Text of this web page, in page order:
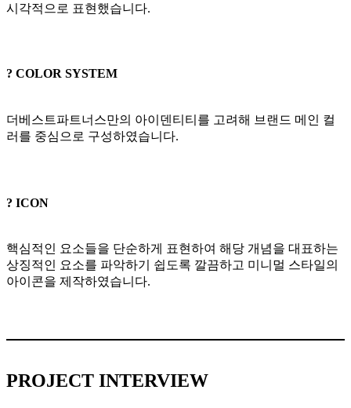
시각적으로 표현했습니다.
? COLOR SYSTEM
더베스트파트너스만의 아이덴티티를 고려해 브랜드 메인 컬
러를 중심으로 구성하였습니다.
? ICON
핵심적인 요소들을 단순하게 표현하여 해당 개념을 대표하는
상징적인 요소를 파악하기 쉽도록 깔끔하고 미니멀 스타일의
아이콘을 제작하였습니다.
PROJECT INTERVIEW